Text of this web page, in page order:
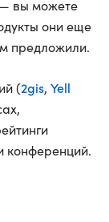
вы можете
они еще
предложили.
(2gis, Yell
конференций.